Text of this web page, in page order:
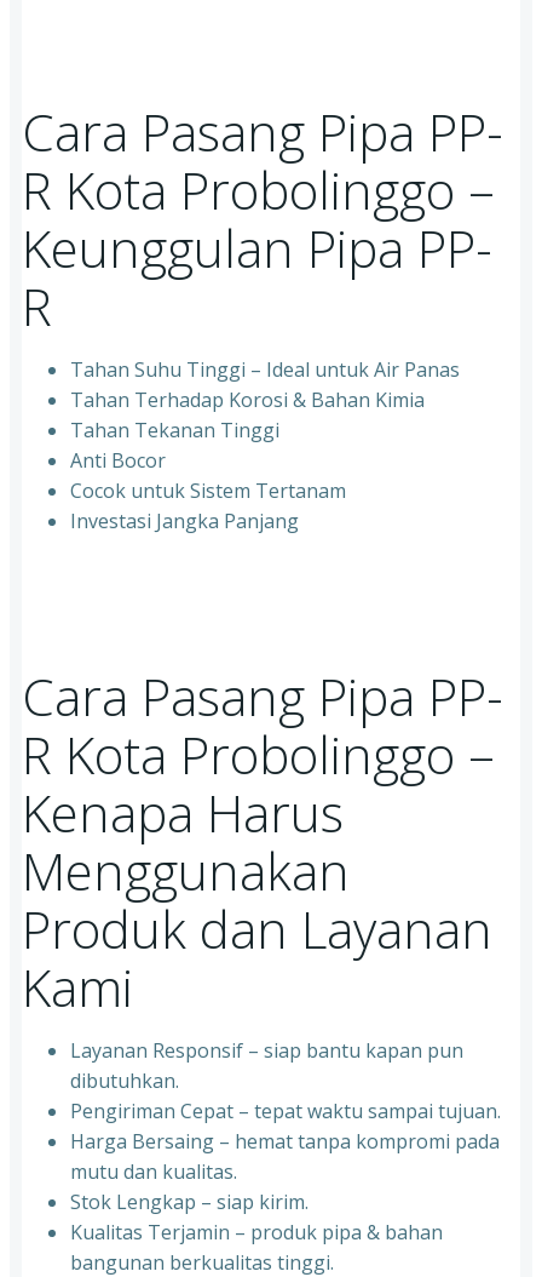
Cara Pasang Pipa PP-
R Kota Probolinggo –
Keunggulan Pipa PP-
R
Tahan Suhu Tinggi – Ideal untuk Air Panas
Tahan Terhadap Korosi & Bahan Kimia
Tahan Tekanan Tinggi
Anti Bocor
Cocok untuk Sistem Tertanam
Investasi Jangka Panjang
Cara Pasang Pipa PP-
R Kota Probolinggo –
Kenapa Harus
Menggunakan
Produk dan Layanan
Kami
Layanan Responsif – siap bantu kapan pun
dibutuhkan.
Pengiriman Cepat – tepat waktu sampai tujuan.
Harga Bersaing – hemat tanpa kompromi pada
mutu dan kualitas.
Stok Lengkap – siap kirim.
Kualitas Terjamin – produk pipa & bahan
bangunan berkualitas tinggi.